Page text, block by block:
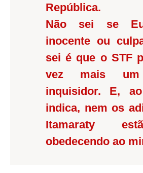
República.
Não sei se
inocente ou
sei é que o STF
vez mais um
inquisidor. E,
indica, nem os
Itamaraty
obedecendo ao